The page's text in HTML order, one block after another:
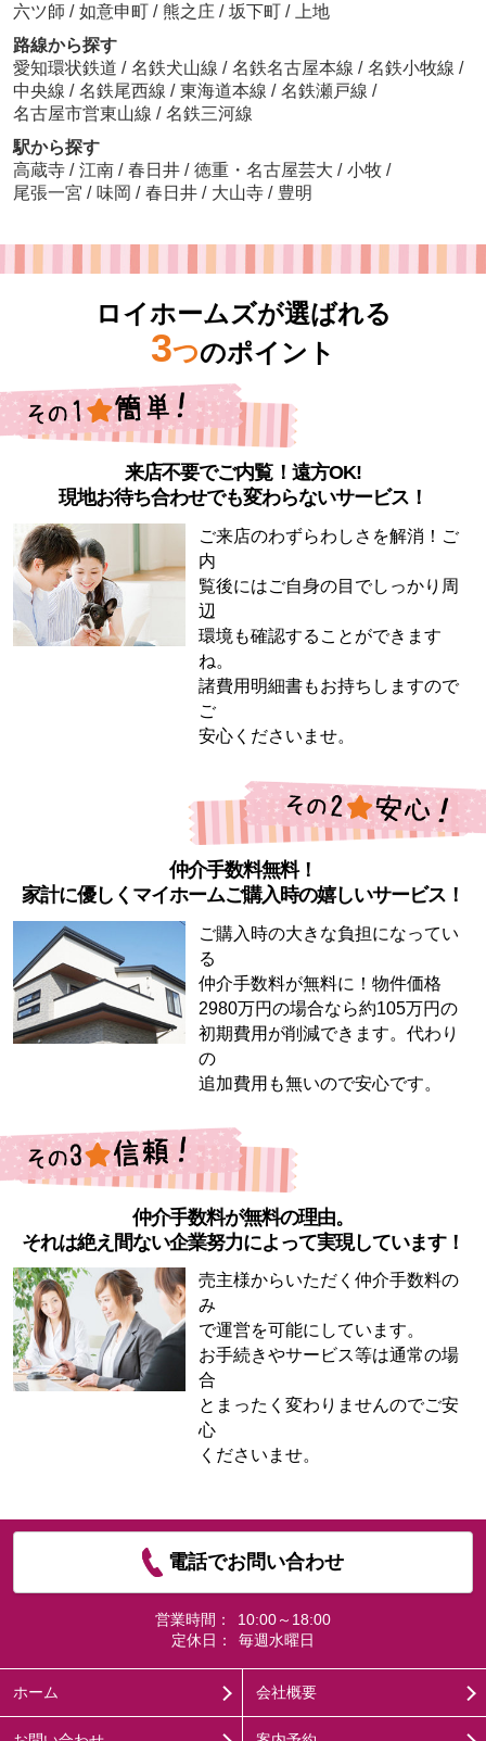
六ツ師 / 如意申町 / 熊之庄 / 坂下町 /
上地
路線から探す
愛知環状鉄道 / 名鉄犬山線 / 名鉄名古屋本線 / 名鉄小牧線 /
中央線 / 名鉄尾西線 / 東海道本線 / 名鉄瀬戸線 /
名古屋市営東山線 / 名鉄三河線
駅から探す
高蔵寺 / 江南 / 春日井 / 徳重・名古屋芸大 / 小牧 /
尾張一宮 / 味岡 / 春日井 / 大山寺 / 豊明
ロイホームズが選ばれる
3つのポイント
来店不要でご内覧！遠方OK!
現地お待ち合わせでも変わらないサービス！
ご来店のわずらわしさを解消！ご
内
覧後にはご自身の目でしっかり周
辺
環境も確認することができます
ね。
諸費用明細書もお持ちしますので
ご
安心くださいませ。
仲介手数料無料！
家計に優しくマイホームご購入時の嬉しいサービス！
ご購入時の大きな負担になってい
る
仲介手数料が無料に！物件価格
2980万円の場合なら約105万円の
初期費用が削減できます。代わり
の
追加費用も無いので安心です。
仲介手数料が無料の理由。
それは絶え間ない企業努力によって実現しています！
売主様からいただく仲介手数料の
み
で運営を可能にしています。
お手続きやサービス等は通常の場
合
とまったく変わりませんのでご安
心
くださいませ。
電話でお問い合わせ
営業時間：
10:00～18:00
定休日：
毎週水曜日
ホーム 会社概要